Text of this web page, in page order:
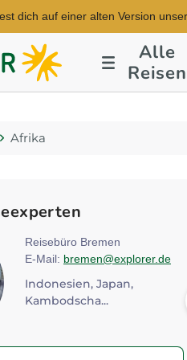
dich auf einer alten Version
Alle
Reisen
Afrika
Reisebüro Bremen
E-Mail: bremen@explorer.de
Indonesien, Japan,
Kambodscha...